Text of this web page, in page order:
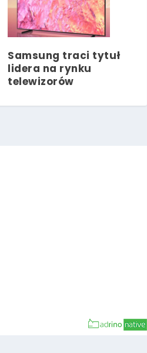
Samsung traci tytuł
lidera na rynku
telewizorów